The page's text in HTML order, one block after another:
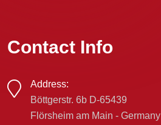
Contact Info
Address:
Böttgerstr. 6b D-65439
Flörsheim am Main - Germany